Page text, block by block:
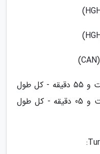
کل طول زمان پرواز در هوا:12 ساعت و 55 دقیقه - کل طول
زمان جابجایی هواپیما ها:5 ساعت و 05 دقیقه - کل طول